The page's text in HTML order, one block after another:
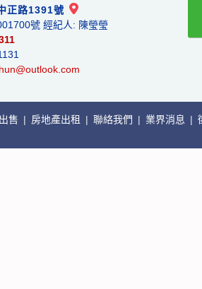
正路1391號
號 經紀人: 陳瑩瑩
售 | 房地產出租 | 聯絡我們 | 業界消息 |